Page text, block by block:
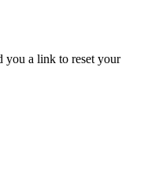
you a link to reset your